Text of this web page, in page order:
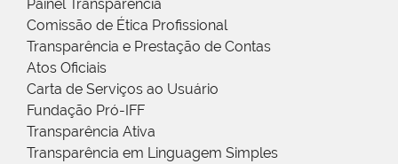
Painel Transparência
Comissão de Ética Profissional
Transparência e Prestação de Contas
Atos Oficiais
Carta de Serviços ao Usuário
Fundação Pró-IFF
Transparência Ativa
Transparência em Linguagem Simples